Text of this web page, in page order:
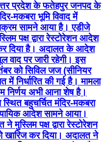
प्रदेश के फतेहपुर जनपद के
मकबरा भूमि विवाद में
सामने आया है। एडीजे
पक्ष द्वारा रेस्टोरेशन आदेश
दिया है। अदालत के आदेश
पर जारी रहेगी। इस
को सिविल जज (सीनियर
में निर्धारित की गई है। मामला
निर्णय अभी आना शेष है।
बहुचर्चित मंदिर-मकबरा
न्यायिक आदेश सामने आया।
मुस्लिम पक्ष द्वारा रेस्टोरेशन
कर दिया। अदालत ने